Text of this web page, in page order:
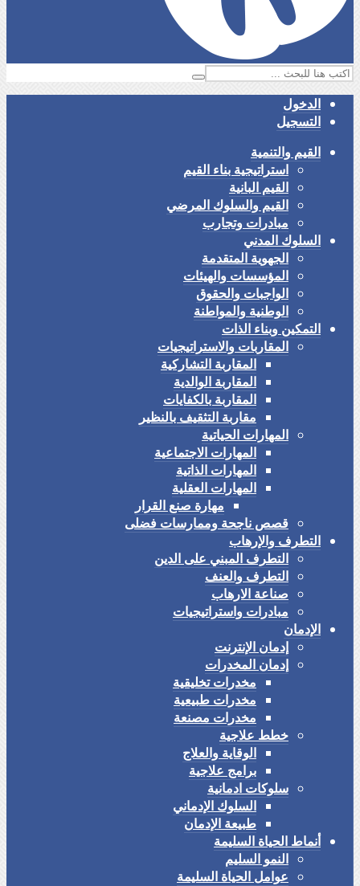
الدخول
التسجيل
القيم والتنمية
استراتيجية بناء القيم
القيم البانية
القيم والسلوك المرضي
مبادرات وتجارب
السلوك المدني
الجهوية المتقدمة
المؤسسات والهيئات
الواجبات والحقوق
الوطنية والمواطنة
التمكين وبناء الذات
المقاربات والاستراتيجيات
المقاربة التشاركية
المقاربة الوالدية
المقاربة بالكفايات
مقاربة التثقيف بالنظير
المهارات الحياتية
المهارات الاجتماعية
المهارات الذاتية
المهارات العقلية
مهارة صنع القرار
قصص ناجحة وممارسات فضلى
التطرف والإرهاب
التطرف المبني على الدين
التطرف والعنف
صناعة الارهاب
مبادرات واستراتيجيات
الإدمان
إدمان الإنترنت
إدمان المخدرات
مخدرات تخليقية
مخدرات طبيعية
مخدرات مصنعة
خطط علاجية
الوقاية والعلاج
برامج علاجية
سلوكات ادمانية
السلوك الإدماني
طبيعة الإدمان
أنماط الحياة السليمة
النمو السليم
عوامل الحياة السليمة